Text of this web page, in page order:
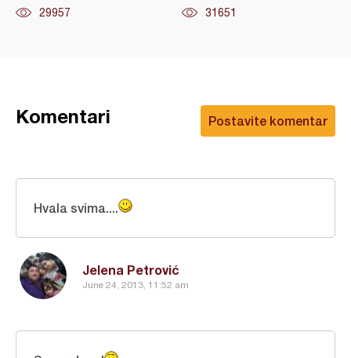
29957 31651
Postavite komentar
Komentari
Jelena Petrović
June 24, 2013, 11:52 am
Hvala svima....